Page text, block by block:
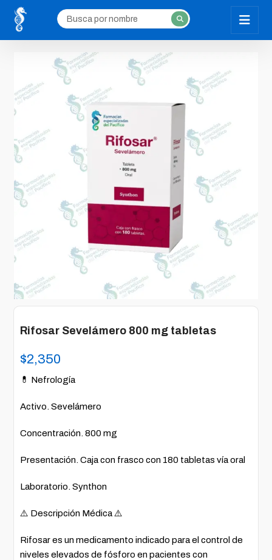
Rifosar Sevelámero 800 mg tabletas
$2,350
💊 Nefrología
Activo. Sevelámero
Concentración. 800 mg
Presentación. Caja con frasco con 180 tabletas vía oral
Laboratorio. Synthon
⚠️ Descripción Médica ⚠️
Rifosar es un medicamento indicado para el control de
niveles elevados de fósforo en pacientes con